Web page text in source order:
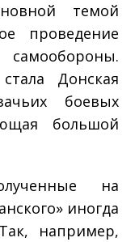
темой
проведение
Донская
боевых
большой
на
иногда
например,